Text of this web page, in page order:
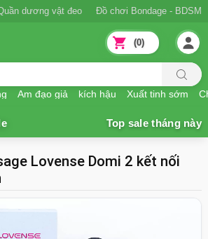
hoa quick rush Quần dương vật đeo Đồ
Âm đạo giả kích hậu Xuất tinh sớm
(0)
Lovense Domi 2 kết nối